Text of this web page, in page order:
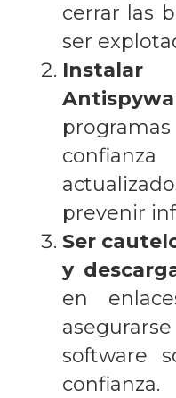
cerrar las
ser
prevenir
Ser
y
en
software
confianza.